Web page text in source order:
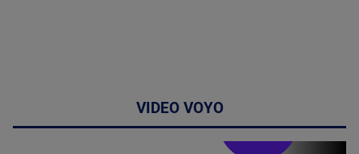
VIDEO VOYO